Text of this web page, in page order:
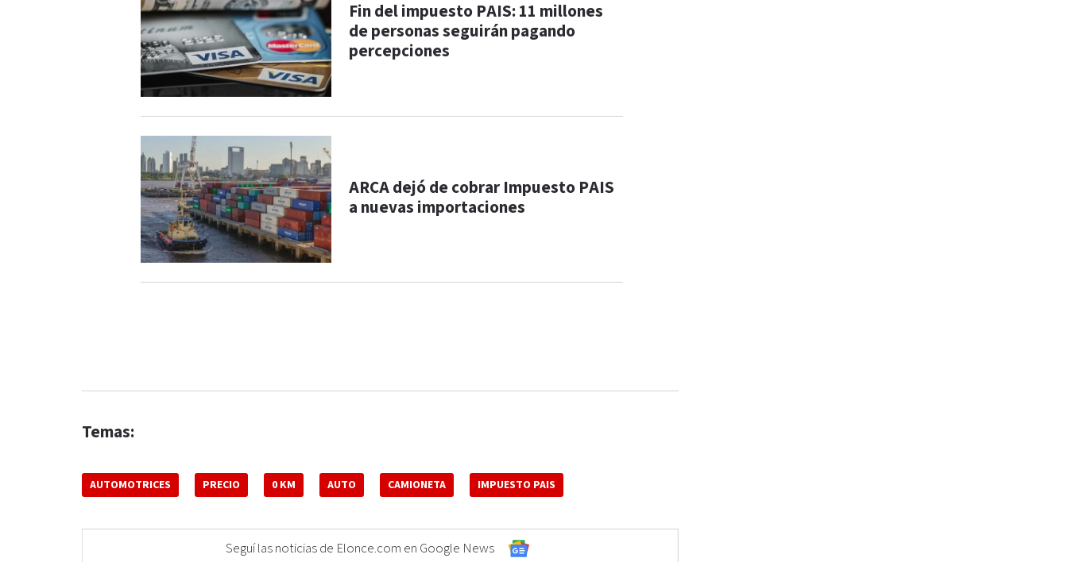
Fin del impuesto PAIS: 11 millones
de personas seguirán pagando
percepciones
ARCA dejó de cobrar Impuesto PAIS
a nuevas importaciones
Temas:
AUTOMOTRICES PRECIO 0 KM AUTO CAMIONETA IMPUESTO PAIS
Seguí las noticias de Elonce.com en Google News